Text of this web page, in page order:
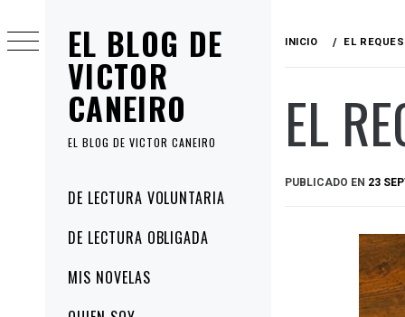
EL BLOG DE
VICTOR
CANEIRO
EL BLOG DE VICTOR CANEIRO
principal
DE LECTURA VOLUNTARIA
DE LECTURA OBLIGADA
MIS NOVELAS
al
contenido
INICIO EL
EL
PUBLICADO EN 23